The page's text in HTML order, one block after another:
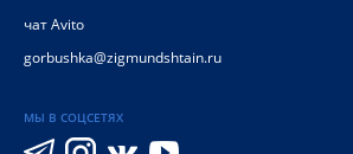
чат Avito
gorbushka@zigmundshtain.ru
МЫ В СОЦСЕТЯХ